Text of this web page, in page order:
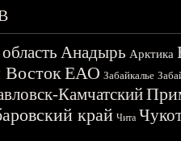
Анадырь Арктика
ВостокЕАО Забайкалье
Камчатский
край Чита